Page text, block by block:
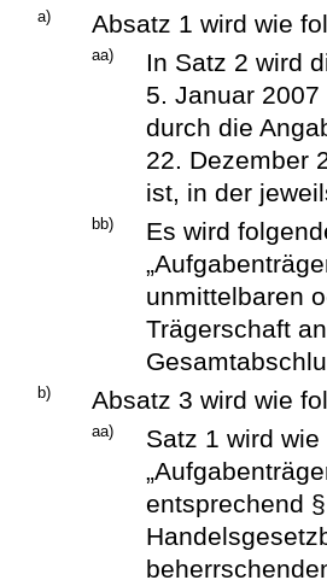
a) Absatz 1 wird wie
aa)
In Satz 2 wird
5. Januar 2007
durch die
22. Dezember
ist, in der
bb)
Es wird
unmittelbaren
Trägerschaft
b) Absatz 3 wird wie
aa)
Satz 1 wird
entsprechend